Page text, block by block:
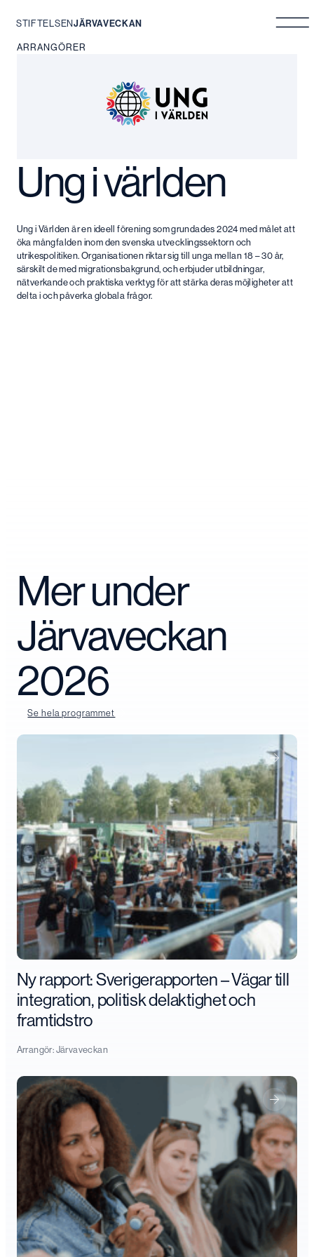
Hoppa
STIFTELSENJÄRVAVECKAN
ARRANGÖRER
Ung i världen
Ung i Världen är en ideell förening som grundades 2024 med målet att
öka mångfalden inom den svenska utvecklingssektorn och
utrikespolitiken. Organisationen riktar sig till unga mellan 18 – 30 år,
särskilt de med migrationsbakgrund, och erbjuder utbildningar,
nätverkande och praktiska verktyg för att stärka deras möjligheter att
delta i och påverka globala frågor.
Mer under
Järvaveckan
2026
Se hela programmet
Ny rapport: Sverigerapporten – Vägar till
integration, politisk delaktighet och
framtidstro
Arrangör:Järvaveckan